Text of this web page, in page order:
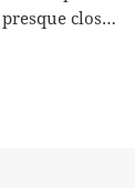
presque clos…